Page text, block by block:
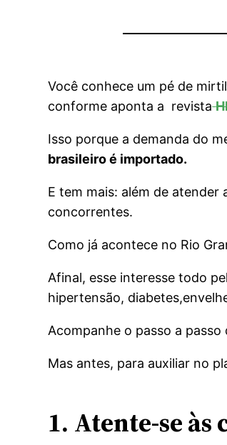
Você conhece um pé de
conforme aponta a revista
Isso porque a demanda do
brasileiro é importado.
E tem mais: além de
concorrentes.
Como já acontece no Rio
Afinal, esse interesse todo
hipertensão,
Acompanhe o passo a
Mas antes, para auxiliar no
1. Atente-se às